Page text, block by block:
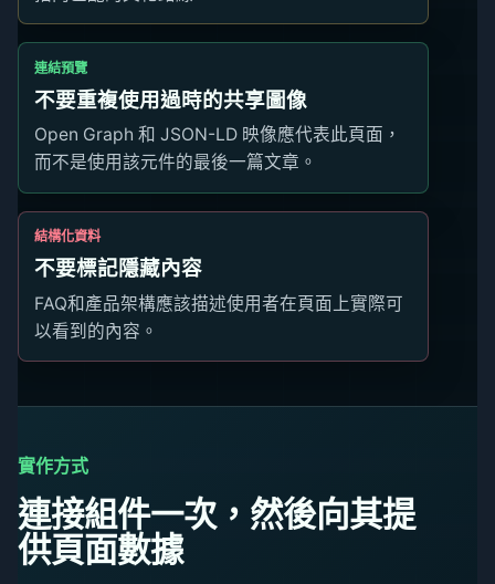
連結預覽
不要重複使用過時的共享圖像
Open Graph 和 JSON-LD 映像應代表此頁面，
而不是使用該元件的最後一篇文章。
結構化資料
不要標記隱藏內容
FAQ和產品架構應該描述使用者在頁面上實際可
以看到的內容。
實作方式
連接組件一次，然後向其提
供頁面數據